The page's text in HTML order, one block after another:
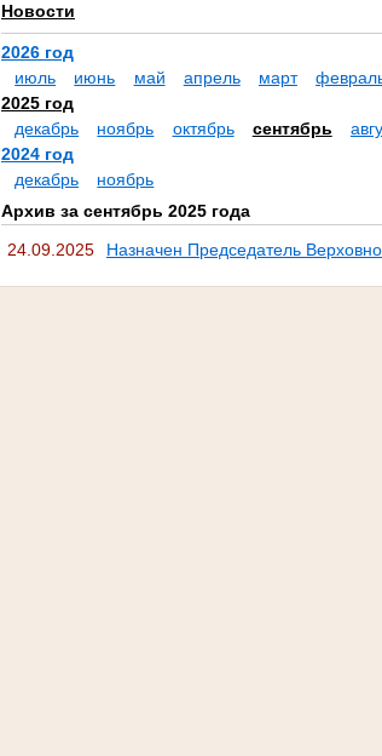
Новости
2026 год
июль
июнь май апрель март
2025 год
декабрь
ноябрь октябрь сентябрь
2024 год
декабрь
ноябрь
Архив за сентябрь 2025 года
24.09.2025
Назначен Председатель